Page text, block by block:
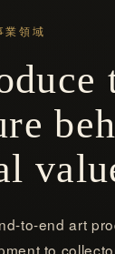
領域
to-end art
to